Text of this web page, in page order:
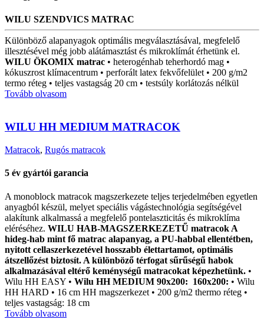
WILU SZENDVICS MATRAC
Különböző alapanyagok optimális megválasztásával, megfelelő
illesztésével még jobb alátámasztást és mikroklímát érhetünk el.
WILU ÖKOMIX matrac • heterogénhab teherhordó mag •
kókuszrost klímacentrum • perforált latex fekvőfelület • 200 g/m2
termo réteg • teljes vastagság 20 cm • testsúly korlátozás nélkül
Tovább olvasom
WILU HH MEDIUM MATRACOK
Matracok, Rugós matracok
5 év gyártói garancia
A monoblock matracok magszerkezete teljes terjedelmében egyetlen
anyagból készül, melyet speciális vágástechnológia segítségével
alakítunk alkalmassá a megfelelő pontelaszticitás és mikroklíma
eléréséhez. WILU HAB-MAGSZERKEZETŰ matracok A
hideg-hab mint fő matrac alapanyag, a PU-habbal ellentétben,
nyitott cellaszerkezetével hosszabb élettartamot, optimális
átszellőzést biztosít. A különböző térfogat sűrűségű habok
alkalmazásával eltérő keménységű matracokat képezhetünk. •
Wilu HH EASY • Wilu HH MEDIUM 90x200: 160x200: • Wilu
HH HARD • 16 cm HH magszerkezet • 200 g/m2 thermo réteg •
teljes vastagság: 18 cm
Tovább olvasom